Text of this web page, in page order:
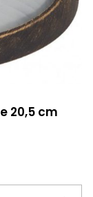
20,5 cm